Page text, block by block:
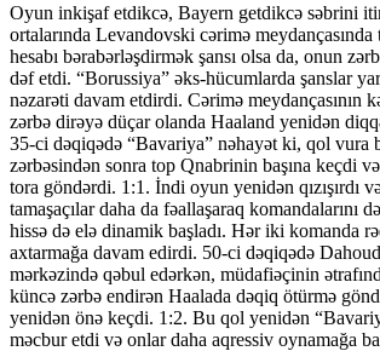
Oyun inkişaf etdikcə, Bayern getdikcə səbrini
ortalarında Levandovski cərimə
hesabı bərabərləşdirmək şansı olsa da, onun
dəf etdi. “Borussiya” əks-hücumlarda şanslar
nəzarəti davam etdirdi. Cərimə meydançasının
zərbə dirəyə düçar olanda Haaland yenidən
35-ci dəqiqədə “Bavariya” nəhayət ki, qol
zərbəsindən sonra top Qnabrinin başına keçdi
tora göndərdi. 1:1. İndi oyun yenidən qızışırdı
tamaşaçılar daha da fəallaşaraq komandalarını
hissə də elə dinamik başladı. Hər iki komanda
axtarmağa davam edirdi. 50-ci dəqiqədə
mərkəzində qəbul edərkən, müdafiəçinin
küncə zərbə endirən Haalada dəqiq ötürmə
yenidən önə keçdi. 1:2. Bu qol yenidən
məcbur etdi və onlar daha aqressiv oynamağa